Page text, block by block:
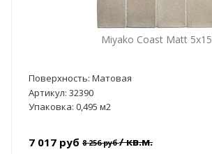
Miyako Coast Matt 5x15
Поверхность: Матовая
Артикул: 32390
Упаковка: 0,495 м2
7 017 руб 8 256 руб/ кв.м.